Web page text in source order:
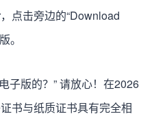
点击旁边的“Download
。
子版的？” 请放心！在2026
书与纸质证书具有完全相